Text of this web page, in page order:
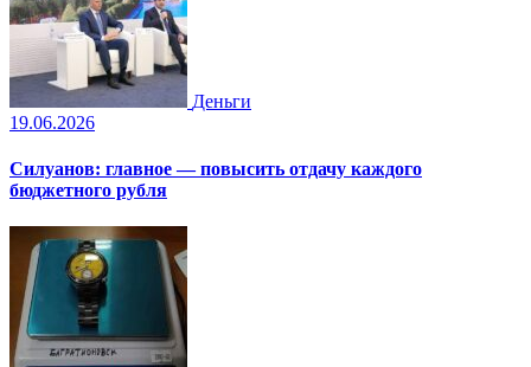
Деньги
19.06.2026
Силуанов: главное — повысить отдачу каждого
бюджетного рубля